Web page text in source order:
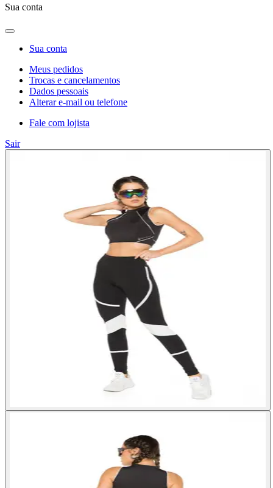
Sua conta
Sua conta
Meus pedidos
Trocas e cancelamentos
Dados pessoais
Alterar e-mail ou telefone
Fale com lojista
Sair